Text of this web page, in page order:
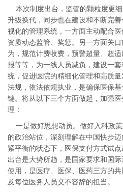
本次制度出台，监管的颗粒度更
升级换代，同步也在建设和不断完
视化的管理系统，一方面主动配合
资质动态监管、奖惩。另一方面关
为，规范计费收费，预警超量、超
报等等，为一线人员减负，建设一
统，促进医院的精细化管理和高质
法规，依法依规执业，是确保医保
键。将从以下三个方面做起，加强
理：
一是做好思想动员。做好入科政
的政治站位，深刻理解在中国快步
紧平衡的状态下，医保支付方式试
出台是大势所趋，是国家要求和国
使用，是医疗、医保、医药三方的
及每位医务人员义不容辞的担当。